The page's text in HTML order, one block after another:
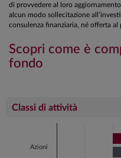
di provvedere al loro
alcun modo sollecitazione
consulenza finanziaria, né offerta
Scopri come è
fondo
Classi di attività
Bar chart with 2 data
Azioni